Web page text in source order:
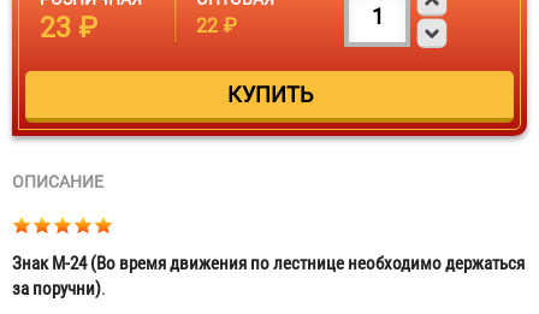
23 ₽ 22 ₽
ОПИСАНИЕ
Знак М-24 (Во время движения по лестнице необходимо держаться
за поручни).